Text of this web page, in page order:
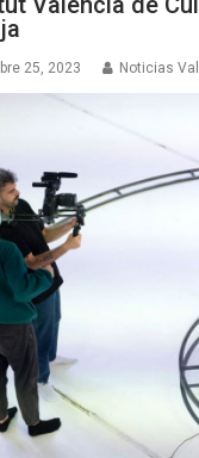
25, 2023 Noticias